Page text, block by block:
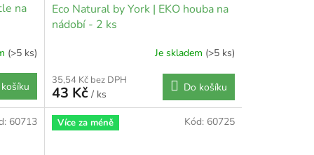
na
(>5 ks)
Eco Natural by York | EKO houba na
nádobí - 2 ks
Je skladem (>5 ks)
35,54 Kč bez DPH
43 Kč / ks
Do košíku
60713 Více za méně Kód: 60725